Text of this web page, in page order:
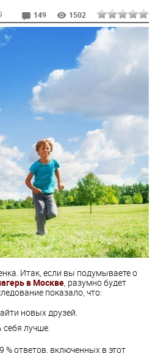
149 1502
Итак, если вы подумываете о
в Москве, разумно будет
показало, что:
новых друзей.
себя лучше.
ответов, включенных в этот